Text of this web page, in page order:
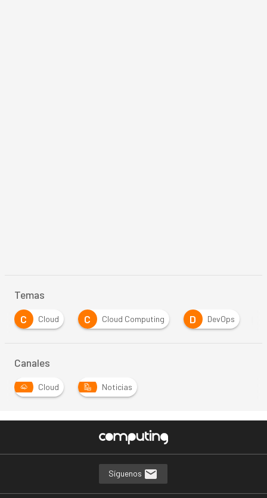
Temas
C
Cloud Computing D DevOps internet
Canales
Cloud Noticias
Síguenos